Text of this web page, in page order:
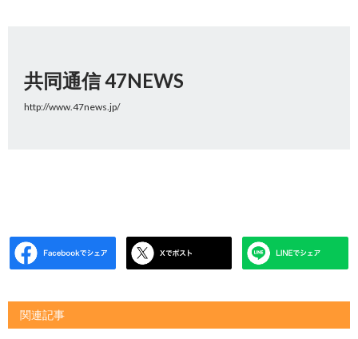
共同通信 47NEWS
http://www.47news.jp/
関連記事